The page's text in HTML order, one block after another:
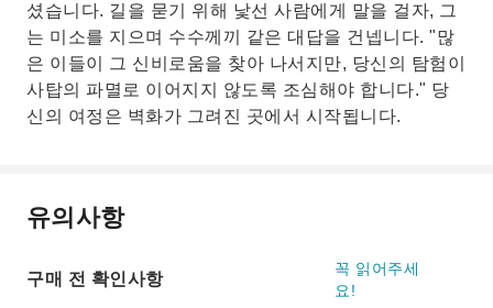
셨습니다. 길을 묻기 위해 낯선 사람에게 말을 걸자, 그
는 미소를 지으며 수수께끼 같은 대답을 건넵니다. "많
은 이들이 그 신비로움을 찾아 나서지만, 당신의 탐험이
사탑의 파멸로 이어지지 않도록 조심해야 합니다." 당
신의 여정은 벽화가 그려진 곳에서 시작됩니다.
유의사항
구매 전 확인사항
꼭 읽어주세
요!